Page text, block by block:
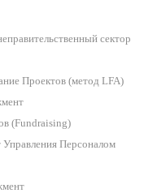
сектор
Проектов (метод LFA)
(Fundraising)
Персоналом